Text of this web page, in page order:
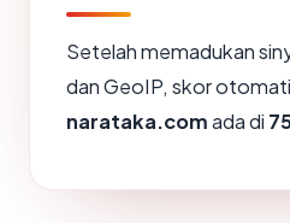
Setelah memadukan
dan GeoIP, skor
narataka.comada di